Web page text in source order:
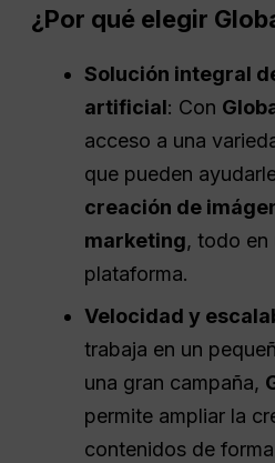
¿Por qué elegir
Solución integral
artificial: Con
acceso a una
que pueden
creación de
marketing, todo en
plataforma.
Velocidad y
trabaja en un
una gran campaña,
permite ampliar la
contenidos de